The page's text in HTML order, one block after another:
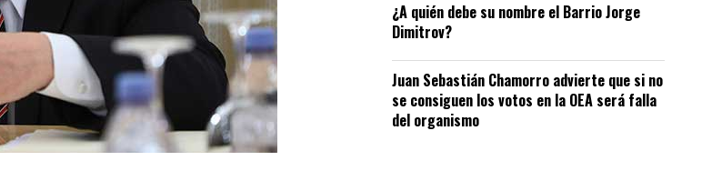
¿A quién debe su nombre el Barrio Jorge
Dimitrov?
Juan Sebastián Chamorro advierte que si no
se consiguen los votos en la OEA será falla
del organismo